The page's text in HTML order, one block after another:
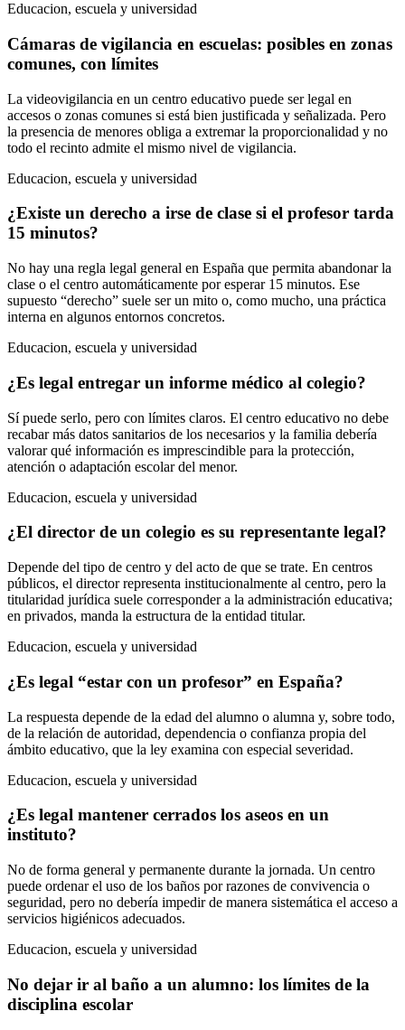
Educacion, escuela y universidad
Cámaras de vigilancia en escuelas: posibles en zonas
comunes, con límites
La videovigilancia en un centro educativo puede ser legal en
accesos o zonas comunes si está bien justificada y señalizada. Pero
la presencia de menores obliga a extremar la proporcionalidad y no
todo el recinto admite el mismo nivel de vigilancia.
Educacion, escuela y universidad
¿Existe un derecho a irse de clase si el profesor tarda
15 minutos?
No hay una regla legal general en España que permita abandonar la
clase o el centro automáticamente por esperar 15 minutos. Ese
supuesto “derecho” suele ser un mito o, como mucho, una práctica
interna en algunos entornos concretos.
Educacion, escuela y universidad
¿Es legal entregar un informe médico al colegio?
Sí puede serlo, pero con límites claros. El centro educativo no debe
recabar más datos sanitarios de los necesarios y la familia debería
valorar qué información es imprescindible para la protección,
atención o adaptación escolar del menor.
Educacion, escuela y universidad
¿El director de un colegio es su representante legal?
Depende del tipo de centro y del acto de que se trate. En centros
públicos, el director representa institucionalmente al centro, pero la
titularidad jurídica suele corresponder a la administración educativa;
en privados, manda la estructura de la entidad titular.
Educacion, escuela y universidad
¿Es legal “estar con un profesor” en España?
La respuesta depende de la edad del alumno o alumna y, sobre todo,
de la relación de autoridad, dependencia o confianza propia del
ámbito educativo, que la ley examina con especial severidad.
Educacion, escuela y universidad
¿Es legal mantener cerrados los aseos en un
instituto?
No de forma general y permanente durante la jornada. Un centro
puede ordenar el uso de los baños por razones de convivencia o
seguridad, pero no debería impedir de manera sistemática el acceso a
servicios higiénicos adecuados.
Educacion, escuela y universidad
No dejar ir al baño a un alumno: los límites de la
disciplina escolar